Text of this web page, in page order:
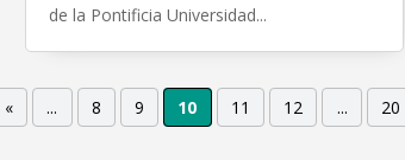
de la Pontificia Universidad...
« ... 8 9 10 11 12 ... 20